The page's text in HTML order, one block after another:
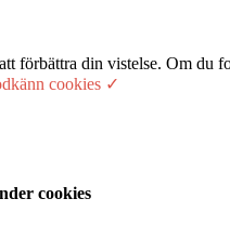
förbättra din vistelse. Om du
cookies ✓
cookies